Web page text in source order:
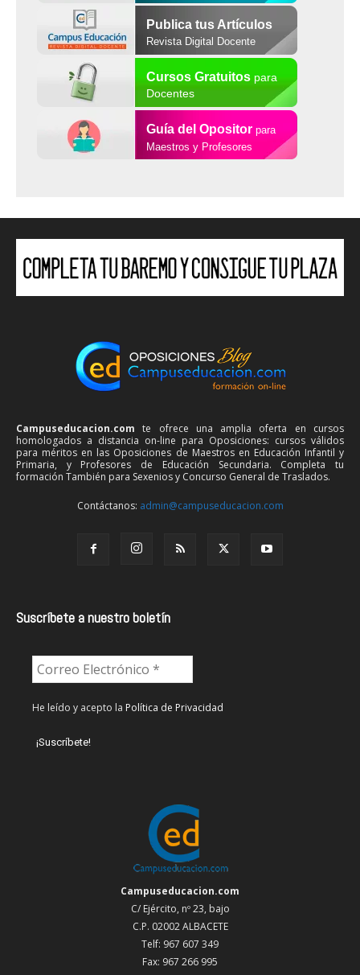
Publica tus Artículos
Revista Digital Docente
Cursos Gratuitospara
Docentes
Guía del Opositor para
Maestros y Profesores
Campuseducacion.com te ofrece una amplia oferta en cursos
homologados a distancia on-line para Oposiciones: cursos válidos
para méritos en las Oposiciones de Maestros en Educación Infantil y
Primaria, y Profesores de Educación Secundaria. Completa tu
formación También para Sexenios y Concurso General de Traslados.
Contáctanos: admin@campuseducacion.com
Suscríbete a nuestro boletín
He leído y acepto la Política de Privacidad
Campuseducacion.com
C/ Ejército, nº 23, bajo
C.P. 02002 ALBACETE
Telf: 967 607 349
Fax: 967 266 995